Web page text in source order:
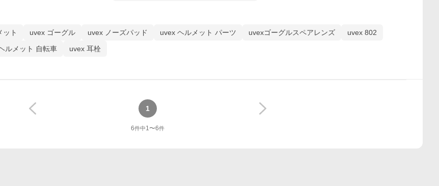
ット uvex ゴーグル uvex ノーズパッド uvex ヘルメット パーツ uvexゴーグルスペアレンズ
uvex 802
ルメット 自転車 uvex 耳栓
1
6件中1〜6件